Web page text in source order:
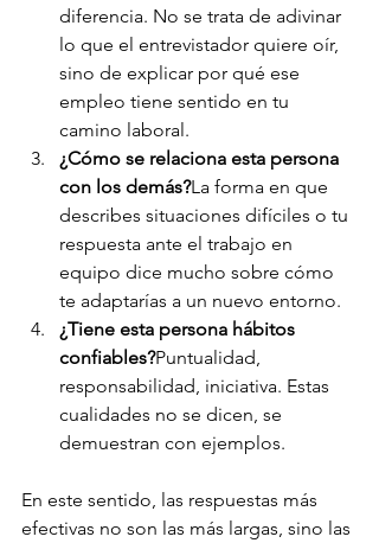
diferencia. No se trata de adivinar
lo que el entrevistador quiere oír,
sino de explicar por qué ese
empleo tiene sentido en tu
camino laboral.
¿Cómo se relaciona esta persona
con los demás?La forma en que
describes situaciones difíciles o tu
respuesta ante el trabajo en
equipo dice mucho sobre cómo
te adaptarías a un nuevo entorno.
¿Tiene esta persona hábitos
confiables?Puntualidad,
responsabilidad, iniciativa. Estas
cualidades no se dicen, se
demuestran con ejemplos.
En este sentido, las respuestas más
efectivas no son las más largas, sino las